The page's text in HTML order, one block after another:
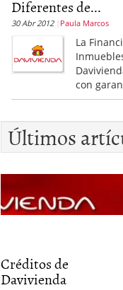
Diferentes de...
30 Abr 2012 Paula Marcos
La
con
Últimos
Créditos de
Davivienda